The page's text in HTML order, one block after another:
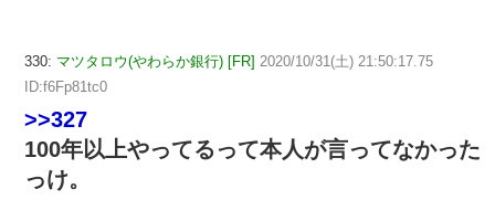
330: マツタロウ(やわらか銀行) [FR] 2020/10/31(土) 21:50:17.75
ID:f6Fp81tc0
>>327
100年以上やってるって本人が言ってなかった
っけ。